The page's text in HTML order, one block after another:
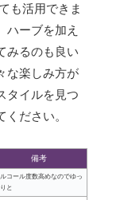
も活用できま
ハーブを加え
みるのも良い
な楽しみ方が
タイルを見つ
ださい。
備考
コール度数高めなのでゆっ
と